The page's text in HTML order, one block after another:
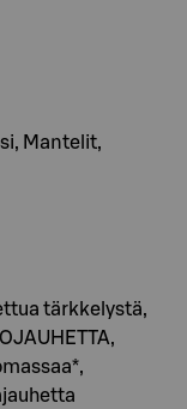
Mantelit,
tärkkelystä,